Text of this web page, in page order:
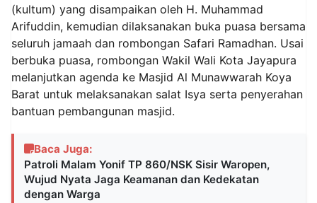
(kultum) yang disampaikan oleh H. Muhammad
Arifuddin, kemudian dilaksanakan buka puasa bersama
seluruh jamaah dan rombongan Safari Ramadhan. Usai
berbuka puasa, rombongan Wakil Wali Kota Jayapura
melanjutkan agenda ke Masjid Al Munawwarah Koya
Barat untuk melaksanakan salat Isya serta penyerahan
bantuan pembangunan masjid.
Baca Juga:
Patroli Malam Yonif TP 860/NSK Sisir Waropen,
Wujud Nyata Jaga Keamanan dan Kedekatan
dengan Warga